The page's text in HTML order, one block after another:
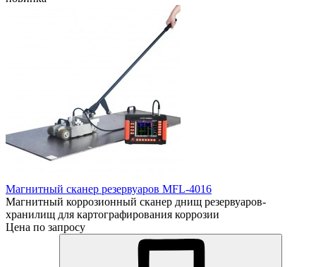
Магнитный сканер резервуаров MFL-4016
Магнитный коррозионный сканер днищ резервуаров-
хранилищ для картографирования коррозии
Цена по запросу